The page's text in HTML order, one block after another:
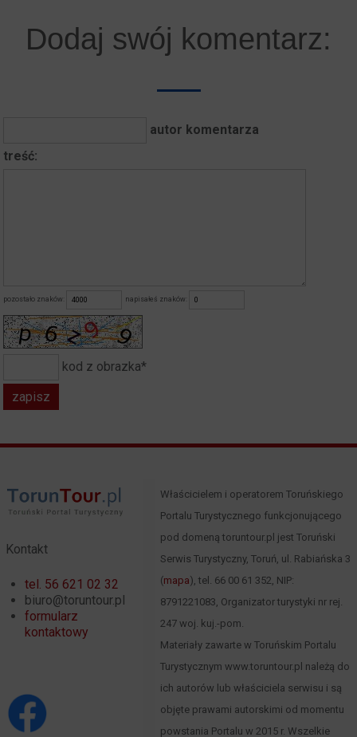
Dodaj swój komentarz:
autor komentarza
treść:
pozostało znaków: napisałeś znaków:
kod z obrazka*
Kontakt
tel. 56 621 02 32
biuro@toruntour.pl
formularz
kontaktowy
Właścicielem i operatorem Toruńskiego
Portalu Turystycznego funkcjonującego
pod domeną toruntour.pl jest Toruński
Serwis Turystyczny, Toruń, ul. Rabiańska 3
(mapa), tel. 66 00 61 352, NIP:
8791221083, Organizator turystyki nr rej.
247 woj. kuj.-pom.
Materiały zawarte w Toruńskim Portalu
Turystycznym www.toruntour.pl należą do
ich autorów lub właściciela serwisu i są
objęte prawami autorskimi od momentu
powstania Portalu w 2015 r. Wszelkie